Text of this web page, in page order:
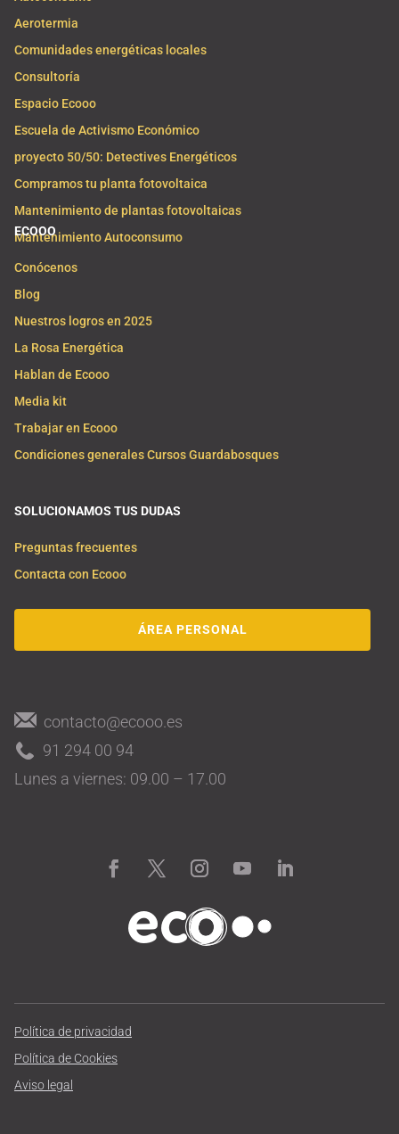
Aerotermia
Comunidades energéticas locales
Consultoría
Espacio Ecooo
Escuela de Activismo Económico
proyecto 50/50: Detectives Energéticos
Compramos tu planta fotovoltaica
Mantenimiento de plantas fotovoltaicas
Mantenimiento Autoconsumo
ECOOO
Conócenos
Blog
Nuestros logros en 2025
La Rosa Energética
Hablan de Ecooo
Media kit
Trabajar en Ecooo
Condiciones generales Cursos Guardabosques
SOLUCIONAMOS TUS DUDAS
Preguntas frecuentes
Contacta con Ecooo
ÁREA PERSONAL
contacto@ecooo.es
91 294 00 94
Lunes a viernes: 09.00 – 17.00
Política de privacidad
Política de Cookies
Aviso legal